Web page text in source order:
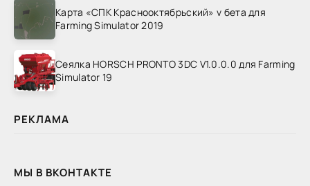
Карта «СПК Краснооктябрьский» v бета для
Farming Simulator 2019
Сеялка HORSCH PRONTO 3DC V1.0.0.0 для Farming
Simulator 19
РЕКЛАМА
МЫ В ВКОНТАКТЕ